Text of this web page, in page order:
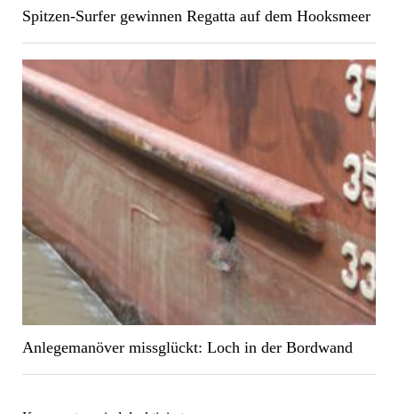
Spitzen-Surfer gewinnen Regatta auf dem Hooksmeer
Anlegemanöver missglückt: Loch in der Bordwand